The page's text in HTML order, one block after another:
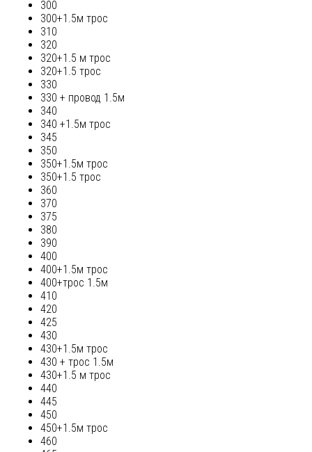
300
300+1.5м трос
310
320
320+1.5 м трос
320+1.5 трос
330
330 + провод 1.5м
340
340 +1.5м трос
345
350
350+1.5м трос
350+1.5 трос
360
370
375
380
390
400
400+1.5м трос
400+трос 1.5м
410
420
425
430
430+1.5м трос
430 + трос 1.5м
430+1.5 м трос
440
445
450
450+1.5м трос
460